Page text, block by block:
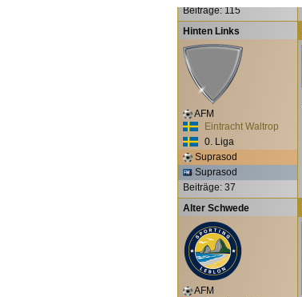
Beiträge: 115
Hinten Links
AFM
Eintracht Waltrop
0. Liga
Suprasod
Suprasod
Beiträge: 37
Alter Schwede
AFM